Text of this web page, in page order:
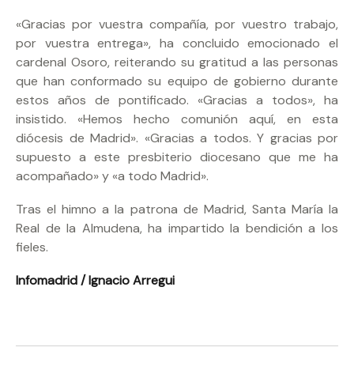
«Gracias por vuestra compañía, por vuestro trabajo,
por vuestra entrega», ha concluido emocionado el
cardenal Osoro, reiterando su gratitud a las personas
que han conformado su equipo de gobierno durante
estos años de pontificado. «Gracias a todos», ha
insistido. «Hemos hecho comunión aquí, en esta
diócesis de Madrid». «Gracias a todos. Y gracias por
supuesto a este presbiterio diocesano que me ha
acompañado» y «a todo Madrid».
Tras el himno a la patrona de Madrid, Santa María la
Real de la Almudena, ha impartido la bendición a los
fieles.
Infomadrid / Ignacio Arregui